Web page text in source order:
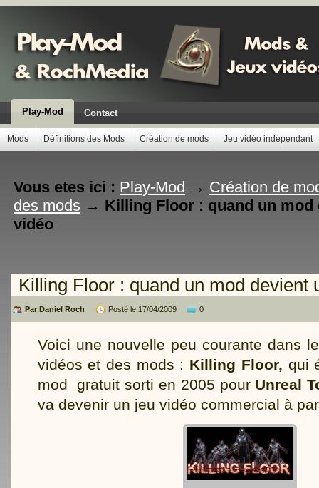
Play-Mod Contact
Mods Définitions des Mods Création de mods Jeu vidéo indépendant
Vous etes ici : Play-Mod → Création de
des mods → Killing Floor : quand un mod
vidéo
Killing Floor : quand un mod devient
Par Daniel Roch Posté le 17/04/2009 0
Voici une nouvelle peu courante dans
vidéos et des mods : Killing Floor, qui
mod gratuit sorti en 2005 pour Unreal
va devenir un jeu vidéo commercial à